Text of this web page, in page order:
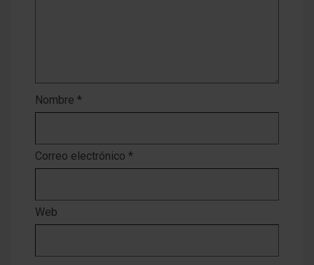
Nombre *
Correo electrónico *
Web